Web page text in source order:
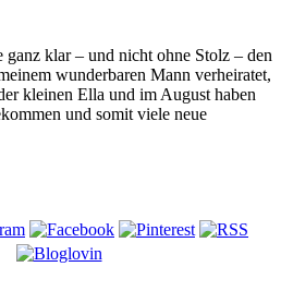
klar – und nicht ohne Stolz – den
wunderbaren Mann verheiratet,
kleinen Ella und im August haben
und somit viele neue